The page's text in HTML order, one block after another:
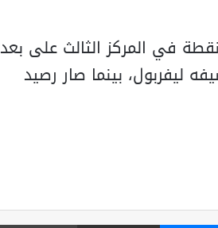
وبهذه النتيجة، رفع مانشستر سيتي رصيده إلى 30 نقطة في المركز الثالث على بعد
ليفربول، بينما صار رصيد